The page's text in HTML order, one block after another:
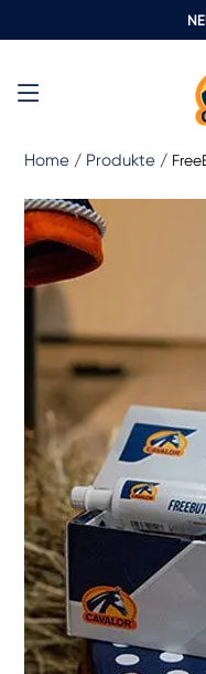
Home / Produkte /